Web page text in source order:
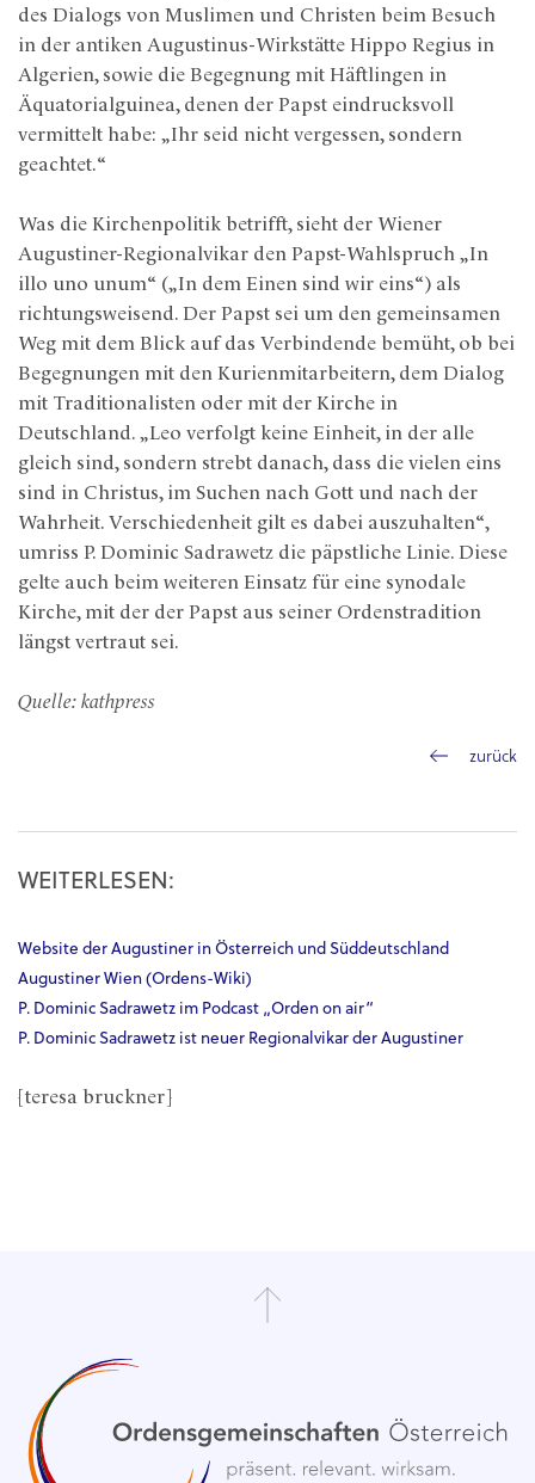
des Dialogs von Muslimen und Christen beim Besuch
in der antiken Augustinus-Wirkstätte Hippo Regius in
Algerien, sowie die Begegnung mit Häftlingen in
Äquatorialguinea, denen der Papst eindrucksvoll
vermittelt habe: „Ihr seid nicht vergessen, sondern
geachtet.“
Was die Kirchenpolitik betrifft, sieht der Wiener
Augustiner-Regionalvikar den Papst-Wahlspruch „In
illo uno unum“ („In dem Einen sind wir eins“) als
richtungsweisend. Der Papst sei um den gemeinsamen
Weg mit dem Blick auf das Verbindende bemüht, ob bei
Begegnungen mit den Kurienmitarbeitern, dem Dialog
mit Traditionalisten oder mit der Kirche in
Deutschland. „Leo verfolgt keine Einheit, in der alle
gleich sind, sondern strebt danach, dass die vielen eins
sind in Christus, im Suchen nach Gott und nach der
Wahrheit. Verschiedenheit gilt es dabei auszuhalten“,
umriss P. Dominic Sadrawetz die päpstliche Linie. Diese
gelte auch beim weiteren Einsatz für eine synodale
Kirche, mit der der Papst aus seiner Ordenstradition
längst vertraut sei.
Quelle: kathpress
zurück
WEITERLESEN:
Website der Augustiner in Österreich und Süddeutschland
Augustiner Wien (Ordens-Wiki)
P. Dominic Sadrawetz im Podcast „Orden on air“
P. Dominic Sadrawetz ist neuer Regionalvikar der Augustiner
[teresa bruckner]